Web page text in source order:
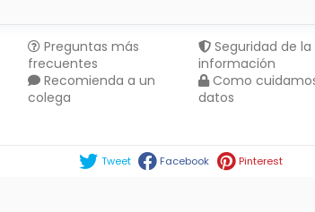
Preguntas más
frecuentes
Recomienda a un
colega
Seguridad de la
información
Como
datos
Tweet Facebook Pinterest